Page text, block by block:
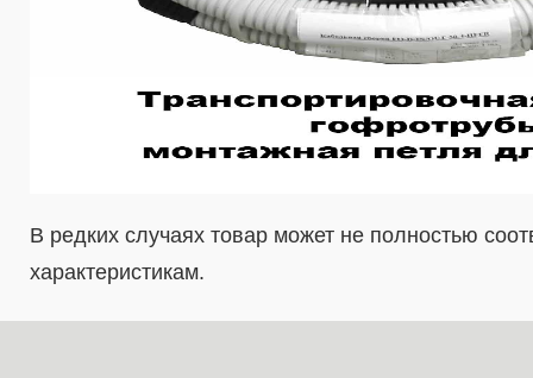
В редких случаях товар может не полностью
характеристикам.